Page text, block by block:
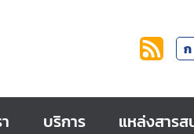
ก
บริการ แหล่งสารส